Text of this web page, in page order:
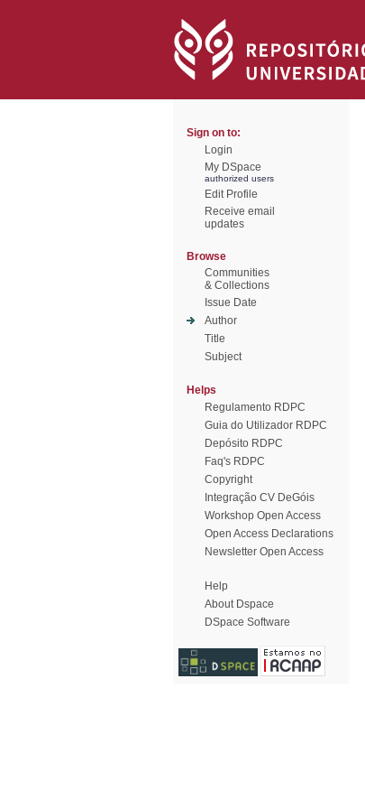
Sign on to:
Login
My DSpace
authorized users
Edit Profile
Receive email
updates
Browse
Communities
& Collections
Issue Date
Author
Title
Subject
Helps
Regulamento RDPC
Guia do Utilizador RDPC
Depósito RDPC
Faq's RDPC
Copyright
Integração CV DeGóis
Workshop Open Access
Open Access Declarations
Newsletter Open Access
Help
About Dspace
DSpace Software